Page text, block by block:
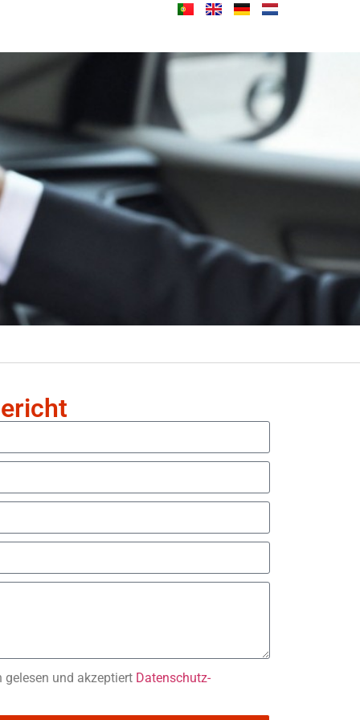
gelesen und akzeptiert Datenschutz-